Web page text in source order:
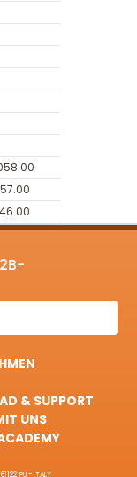
& SUPPORT
UNS
PU - ITALY